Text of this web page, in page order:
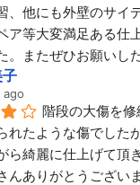
、他にも外壁のサイ
ア等大変満足ある仕
。またぜひお願いし
ago
階段の大傷を
れたような傷でした
ら綺麗に仕上げて頂
んありがとうござい